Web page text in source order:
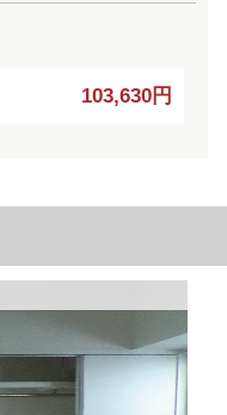
103,630円